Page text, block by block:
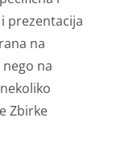
prezentacija
na
na
Zbirke